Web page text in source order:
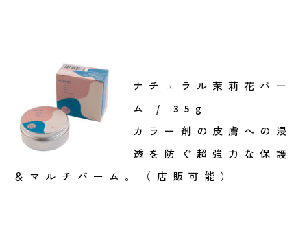
ナチュラル茉莉花バー
ム / 35g
カラー剤の皮膚への浸
透を防ぐ超強力な保護
＆マルチバーム。（店販可能）